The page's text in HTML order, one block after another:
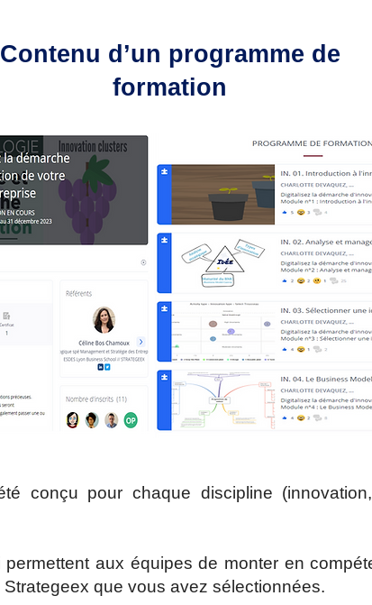
Contenu d’un programme de
formation
conçu pour chaque discipline
aux équipes de monter en
que vous avez sélectionnées.